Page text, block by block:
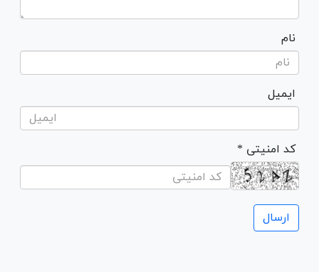
نام
ایمیل
* کد امنیتی